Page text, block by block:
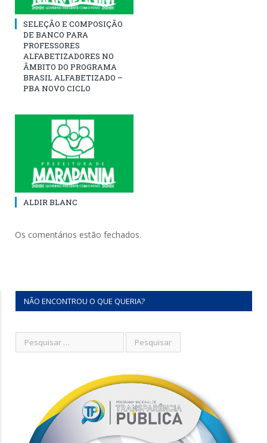
SELEÇÃO E COMPOSIÇÃO
DE BANCO PARA
PROFESSORES
ALFABETIZADORES NO
ÂMBITO DO PROGRAMA
BRASIL ALFABETIZADO –
PBA NOVO CICLO
ALDIR BLANC
Os comentários estão fechados.
NÃO ENCONTROU O QUE QUERIA?